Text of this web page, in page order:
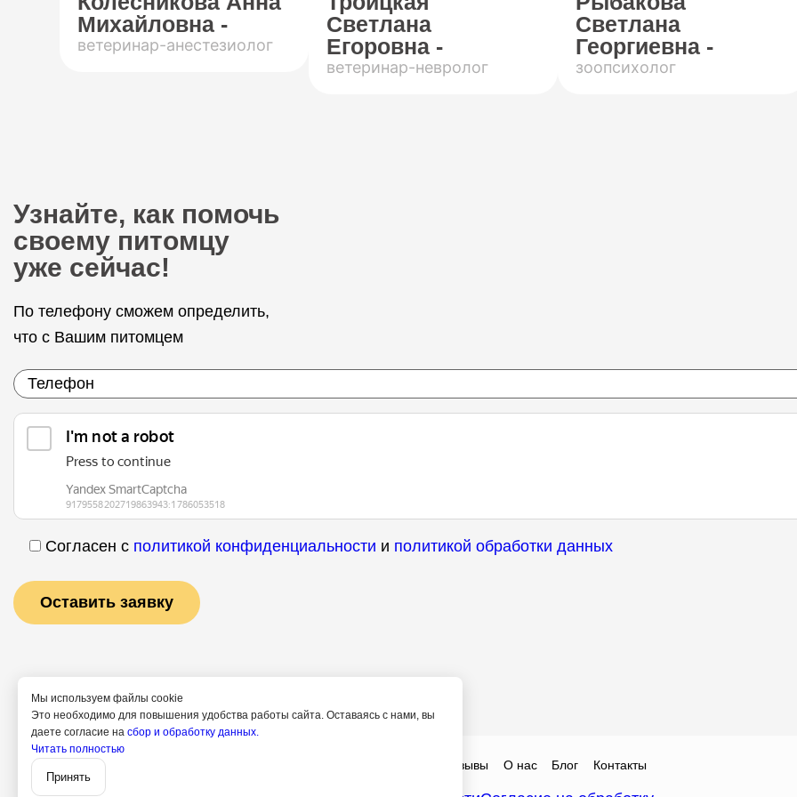
Михайловна -
ветеринар-анестезиолог
Светлана
Егоровна -
ветеринар-невролог
Светлана
Георгиевна -
зоопсихолог
Узнайте, как помочь
своему питомцу
уже сейчас!
По телефону сможем определить,
что с Вашим питомцем
Согласен с политикой конфиденциальности и политикой обработки данных
Мы используем файлы cookie
Это необходимо для повышения удобства работы сайта. Оставаясь с нами, вы
даете согласие на сбор и обработку данных.
Читать полностью
Принять
Отзывы О нас Блог Контакты